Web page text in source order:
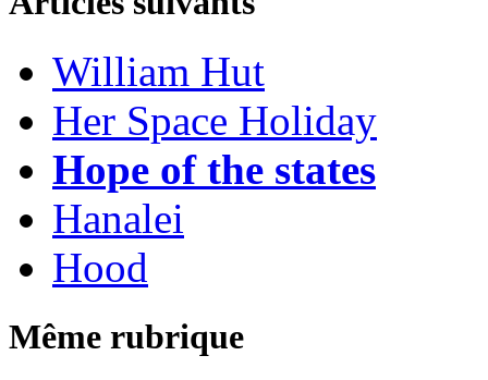
William Hut
Her Space Holiday
Hope of the states
Hanalei
Hood
Même rubrique